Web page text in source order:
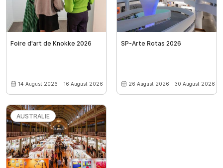
Foire d'art de Knokke 2026
14 August 2026 - 16 August 2026
SP-Arte Rotas 2026
26 August 2026 - 30 August 2026
AUSTRALIE